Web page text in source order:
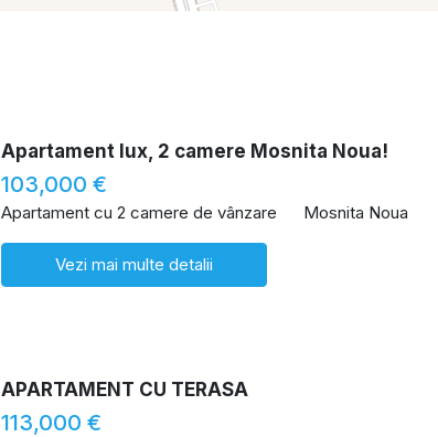
Apartament lux, 2 camere Mosnita Noua!
103,000 €
Apartament cu 2 camere de vânzare Mosnita Noua
Vezi mai multe detalii
APARTAMENT CU TERASA
113,000 €